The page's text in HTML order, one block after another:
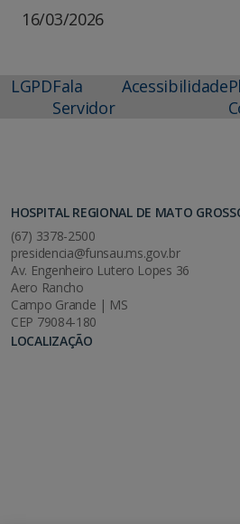
16/03/2026
LGPDFala
Servidor
Acessibilidade
HOSPITAL REGIONAL DE MATO
(67) 3378-2500
presidencia@funsau.ms.gov.br
Av. Engenheiro Lutero Lopes 36
Aero Rancho
Campo Grande | MS
CEP 79084-180
LOCALIZAÇÃO